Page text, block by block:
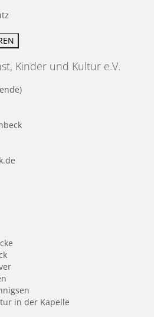
Kinder und Kultur e.V.
in der Kapelle